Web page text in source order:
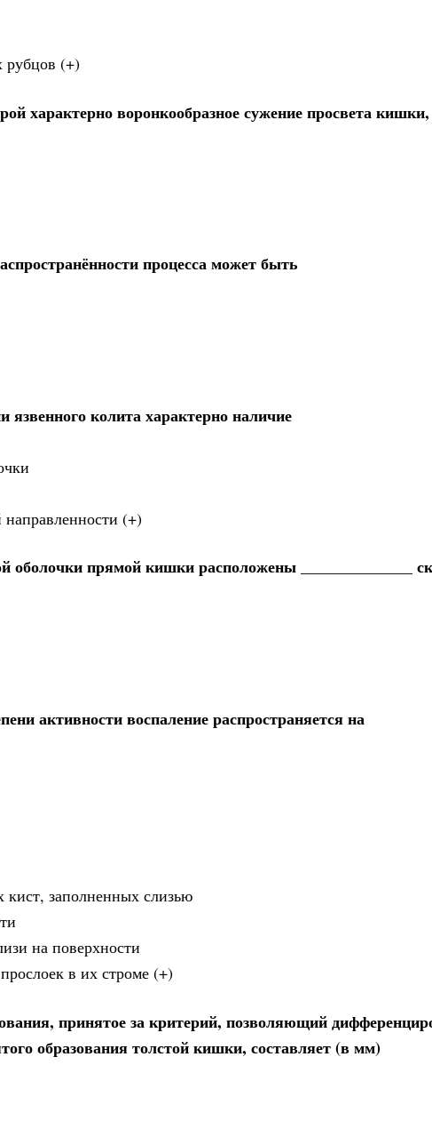
рубцов (+)
характерно воронкообразное сужение просвета кишки,
процесса может быть
колита характерно наличие
(+)
оболочки прямой кишки расположены ______________
активности воспаление распространяется на
кист, заполненных слизью
на поверхности
в их строме (+)
принятое за критерий, позволяющий
образования толстой кишки, составляет (в мм)